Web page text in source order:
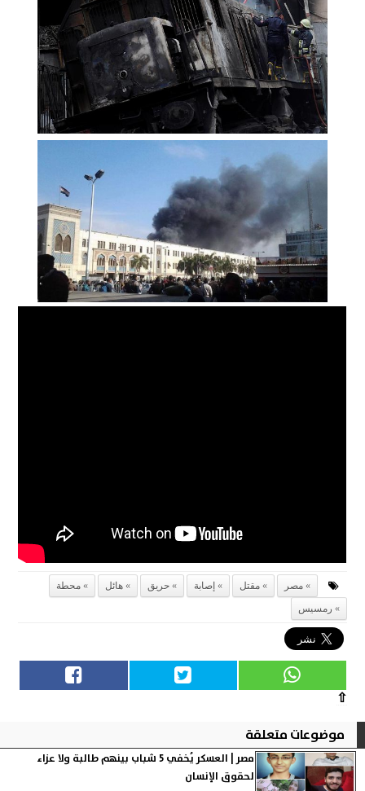
مصر مقتل إصابة حريق هائل
محطة
رمسيس
⇧
موضوعات متعلقة
مصر | العسكر يُخفي 5 شباب بينهم طالبة ولا عزاء
لحقوق الإنسان